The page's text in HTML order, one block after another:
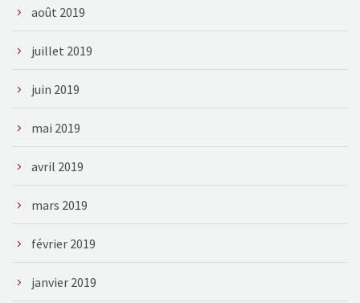
août 2019
juillet 2019
juin 2019
mai 2019
avril 2019
mars 2019
février 2019
janvier 2019